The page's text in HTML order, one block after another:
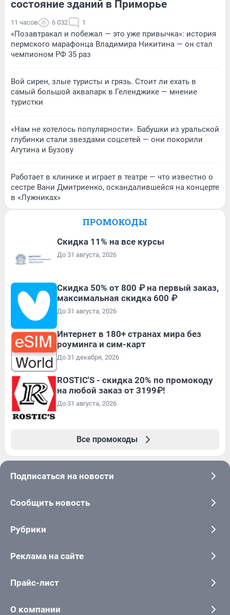
состояние зданий в Приморье
11 часов 6 032 1
«Позавтракал и побежал — это уже привычка»: история
пермского марафонца Владимира Никитина — он стал
чемпионом РФ 35 раз
Вой сирен, злые туристы и грязь. Стоит ли ехать в
самый большой аквапарк в Геленджике — мнение
туристки
«Нам не хотелось популярности». Бабушки из уральской
глубинки стали звездами соцсетей — они покорили
Агутина и Бузову
Работает в клинике и играет в театре — что известно о
сестре Вани Дмитриенко, оскандалившейся на концерте
в «Лужниках»
ПРОМОКОДЫ
Скидка 11% на все курсы
До 31 августа, 2026
Скидка 50% от 800 ₽ на первый заказ,
максимальная скидка 600 ₽
До 31 августа, 2026
Интернет в 180+ странах мира без
роуминга и сим-карт
До 31 декабря, 2026
ROSTIC'S - скидка 20% по промокоду
на любой заказ от 3199₽!
До 31 августа, 2026
Все промокоды
Подписаться на новости
Сообщить новость
Рубрики
Реклама на сайте
Прайс-лист
О компании